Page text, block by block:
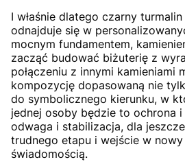
I właśnie dlatego czarny
odnajduje się w
mocnym fundamentem,
zacząć budować biżuterię z
połączeniu z innymi kamieniami
kompozycję dopasowaną nie
do symbolicznego kierunku, w
jednej osoby będzie to ochrona
odwaga i stabilizacja, dla
trudnego etapu i wejście w nowy
świadomością.